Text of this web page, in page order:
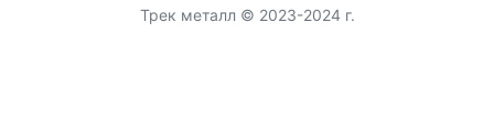
Трек металл © 2023-2024 г.